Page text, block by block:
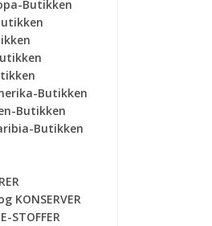
Butikken
Butikken
Butikken
Butikken
KONSERVER
STOFFER